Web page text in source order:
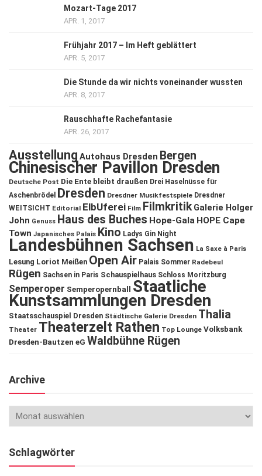
Mozart-Tage 2017
APR. 1, 2017
Frühjahr 2017 – Im Heft geblättert
APR. 5, 2017
Die Stunde da wir nichts voneinander wussten
APR. 8, 2017
Rauschhafte Rachefantasie
APR. 26, 2017
Ausstellung Autohaus Dresden Bergen
Chinesischer Pavillon Dresden
Deutsche Post Die Ente bleibt draußen Drei Haselnüsse für
Aschenbrödel
Dresden Dresdner Musikfestspiele Dresdner
WEITSICHT Editorial ElbUferei Film Filmkritik Galerie Holger
John Genuss Haus des Buches Hope-Gala HOPE Cape
Town Japanisches Palais Kino Ladys Gin Night
Landesbühnen Sachsen La Saxe à Paris
Lesung Loriot Meißen Open Air Palais Sommer Radebeul
Rügen Sachsen in Paris Schauspielhaus Schloss Moritzburg
Semperoper Semperopernball Staatliche
Kunstsammlungen Dresden
Staatsschauspiel Dresden Städtische Galerie Dresden Thalia
Theater Theaterzelt Rathen Top Lounge Volksbank
Dresden-Bautzen eG Waldbühne Rügen
Archive
Schlagwörter